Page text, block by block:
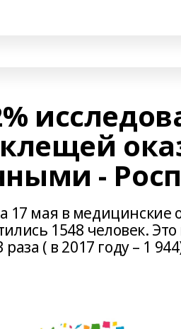
-
17 мая в медицинские
1548 человек.
( в 2017 году – 1